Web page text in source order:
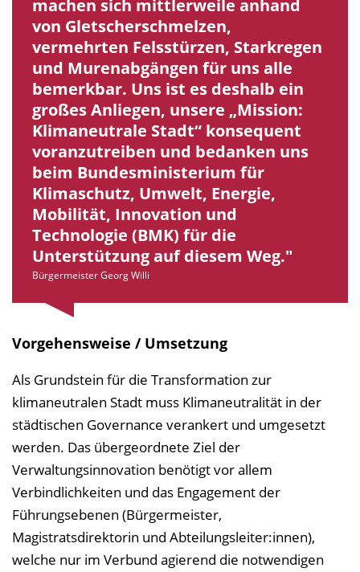
machen sich mittlerweile anhand
von Gletscherschmelzen,
vermehrten Felsstürzen, Starkregen
und Murenabgängen für uns alle
bemerkbar. Uns ist es deshalb ein
großes Anliegen, unsere „Mission:
Klimaneutrale Stadt“ konsequent
voranzutreiben und bedanken uns
beim Bundesministerium für
Klimaschutz, Umwelt, Energie,
Mobilität, Innovation und
Technologie (BMK) für die
Unterstützung auf diesem Weg.
Bürgermeister Georg Willi
Vorgehensweise / Umsetzung
Als Grundstein für die Transformation zur
klimaneutralen Stadt muss Klimaneutralität in der
städtischen Governance verankert und umgesetzt
werden. Das übergeordnete Ziel der
Verwaltungsinnovation benötigt vor allem
Verbindlichkeiten und das Engagement der
Führungsebenen (Bürgermeister,
Magistratsdirektorin und Abteilungsleiter:innen),
welche nur im Verbund agierend die notwendigen